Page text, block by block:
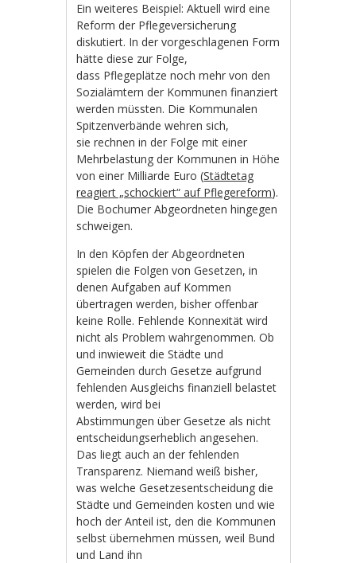
Ein weiteres Beispiel: Aktuell wird eine
Reform der Pflegeversicherung
diskutiert. In der vorgeschlagenen Form
hätte diese zur Folge,
dass Pflegeplätze noch mehr von den
Sozialämtern der Kommunen finanziert
werden müssten. Die Kommunalen
Spitzenverbände wehren sich,
sie rechnen in der Folge mit einer
Mehrbelastung der Kommunen in Höhe
von einer Milliarde Euro (Städtetag
reagiert „schockiert“ auf Pflegereform).
Die Bochumer Abgeordneten hingegen
schweigen.
In den Köpfen der Abgeordneten
spielen die Folgen von Gesetzen, in
denen Aufgaben auf Kommen
übertragen werden, bisher offenbar
keine Rolle. Fehlende Konnexität wird
nicht als Problem wahrgenommen. Ob
und inwieweit die Städte und
Gemeinden durch Gesetze aufgrund
fehlenden Ausgleichs finanziell belastet
werden, wird bei
Abstimmungen über Gesetze als nicht
entscheidungserheblich angesehen.
Das liegt auch an der fehlenden
Transparenz. Niemand weiß bisher,
was welche Gesetzesentscheidung die
Städte und Gemeinden kosten und wie
hoch der Anteil ist, den die Kommunen
selbst übernehmen müssen, weil Bund
und Land ihn